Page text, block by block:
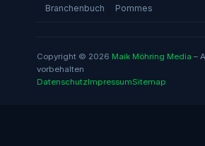
Branchenbuch
Pommes
Copyright © 2026 Maik Möhring Media –
vorbehalten
DatenschutzImpressumSitemap